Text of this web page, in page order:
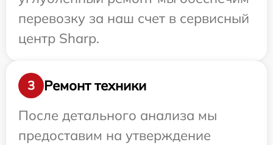
перевозку за наш счет в сервисный
центр Sharp.
3
Ремонт техники
После детального анализа мы
предоставим на утверждение